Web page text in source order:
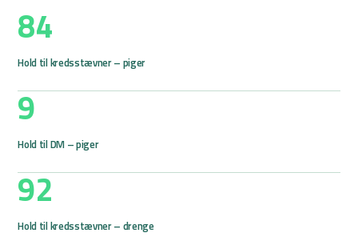
84
Hold til kredsstævner – piger
9
Hold til DM – piger
92
Hold til kredsstævner – drenge